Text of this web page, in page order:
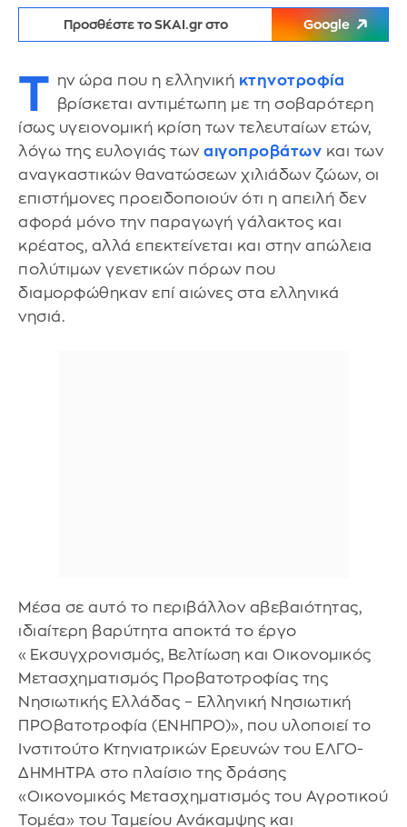
Προσθέστε το SKAI.gr στο Google
Τ ην ώρα που η ελληνική κτηνοτροφία
βρίσκεται αντιμέτωπη με τη σοβαρότερη
ίσως υγειονομική κρίση των τελευταίων ετών,
λόγω της ευλογιάς των αιγοπροβάτων και των
αναγκαστικών θανατώσεων χιλιάδων ζώων, οι
επιστήμονες προειδοποιούν ότι η απειλή δεν
αφορά μόνο την παραγωγή γάλακτος και
κρέατος, αλλά επεκτείνεται και στην απώλεια
πολύτιμων γενετικών πόρων που
διαμορφώθηκαν επί αιώνες στα ελληνικά
νησιά.
Μέσα σε αυτό το περιβάλλον αβεβαιότητας,
ιδιαίτερη βαρύτητα αποκτά το έργο
«Εκσυγχρονισμός, Βελτίωση και Οικονομικός
Μετασχηματισμός Προβατοτροφίας της
Νησιωτικής Ελλάδας – Ελληνική Νησιωτική
ΠΡΟβατοτροφία (ΕΝΗΠΡΟ)», που υλοποιεί το
Ινστιτούτο Κτηνιατρικών Ερευνών του ΕΛΓΟ-
ΔΗΜΗΤΡΑ στο πλαίσιο της δράσης
«Οικονομικός Μετασχηματισμός του Αγροτικού
Τομέα» του Ταμείου Ανάκαμψης και